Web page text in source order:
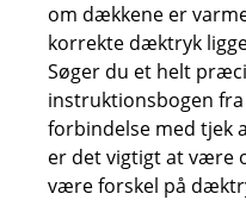
om dækkene er
korrekte dæktryk
Søger du et helt
instruktionsbogen
forbindelse med tjek
er det vigtigt at være
være forskel på